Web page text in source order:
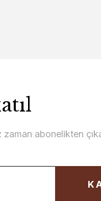
abonelikten